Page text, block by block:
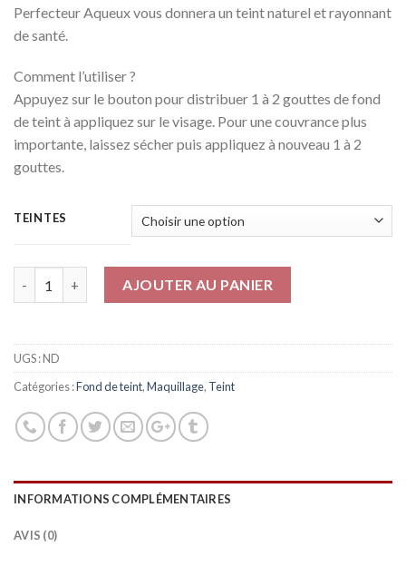
Perfecteur Aqueux vous donnera un teint naturel et rayonnant
de santé.
Comment l’utiliser ?
Appuyez sur le bouton pour distribuer 1 à 2 gouttes de fond
de teint à appliquez sur le visage. Pour une couvrance plus
importante, laissez sécher puis appliquez à nouveau 1 à 2
gouttes.
TEINTES
AJOUTER AU PANIER
UGS :ND
Catégories :Fond de teint,Maquillage, Teint
INFORMATIONS COMPLÉMENTAIRES
AVIS (0)